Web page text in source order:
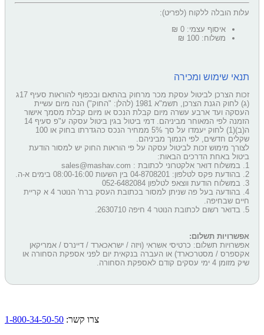
עלות הובלה ללקוח (לפריט):
איסוף עצמי: 0 ₪
משלוח: 100 ₪
תנאי שימוש ומכירה
זכות הצרכן לביטול עסקת מכר מרחוק בהתאם ובכפוף להוראות סעיף 17ג
(ג) לחוק הגנת הצרכן, תשמ"א 1981 (להלן: "החוק") הנה מיום עשיית
העסקה ועד ארבע עשרה מיום קבלת הנכס או מיום קבלת מסמך אישור
הזמנה לפי המאוחר מביניהם. דמי ביטול בגין ביטול עסקה ע"פ סעיף 14
ה(ב)(1) לחוק יעמדו על סך 5% ממחיר הנכס כהגדרתו בחוק או 100
שקלים חדשים, לפי הנמוך מביניהם.
לצורך מימוש זכות לביטול עסקה על פי הוראות החוק יש למסור הודעת
ביטול באחת הדרכים הבאות:
1. במשלוח דואר אלקטרוני לכתובת : sales@mashav.com
2. בהודעת פקס לטלפון: 04-8708201 בין השעות 08:00-16:00 בימים א-ה.
3. במשלוח הודעת ווצאפ לטלפון 052-6482084
4. בהודעה בעל פה שניתן למסור בכתובת העסק ברח' הנוטר 4 א קריית
חיים שבחיפה.
5. בדואר רשום לכתובת הנוטר 4 חיפה 2630710.
אפשרויות תשלום:
אפשרויות תשלום: כרטיסי אשראי (ויזה / ישראכארד / דיינרס / אמריקאן
אקספרס / מסטרכארד) או העברה בנקאית יום לפני אספקת הסחורה או
שיק מזומן 4 ימי עסקים קודם לאספקת הסחורה.
צרו קשר: 1-800-34-50-50